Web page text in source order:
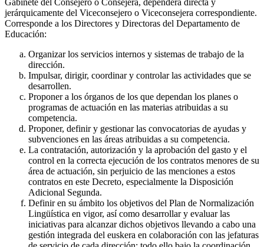
Gabinete del Consejero o Consejera, dependerá directa y
jerárquicamente del Viceconsejero o Viceconsejera correspondiente.
Corresponde a los Directores y Directoras del Departamento de
Educación:
Organizar los servicios internos y sistemas de trabajo de la
dirección.
Impulsar, dirigir, coordinar y controlar las actividades que se
desarrollen.
Proponer a los órganos de los que dependan los planes o
programas de actuación en las materias atribuidas a su
competencia.
Proponer, definir y gestionar las convocatorias de ayudas y
subvenciones en las áreas atribuidas a su competencia.
La contratación, autorización y la aprobación del gasto y el
control en la correcta ejecución de los contratos menores de su
área de actuación, sin perjuicio de las menciones a estos
contratos en este Decreto, especialmente la Disposición
Adicional Segunda.
Definir en su ámbito los objetivos del Plan de Normalización
Lingüística en vigor, así como desarrollar y evaluar las
iniciativas para alcanzar dichos objetivos llevando a cabo una
gestión integrada del euskera en colaboración con las jefaturas